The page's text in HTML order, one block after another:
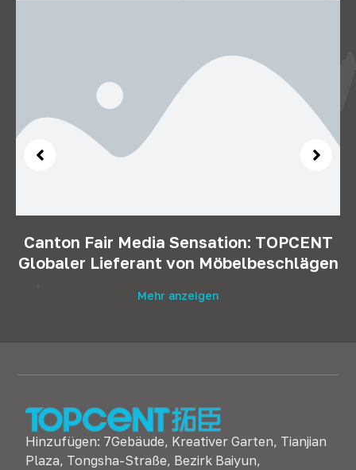
Canton Fair Media Sensation: TOPCENT
Globaler Lieferant von Möbelbeschlägen
Mehr anzeigen
Hinzufügen: 7Gebäude, Kreativer Garten, Tianjian
Plaza, Tongsha-Straße, Bezirk Baiyun,